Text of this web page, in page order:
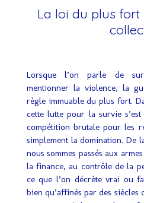
La loi du plus fort
Lorsque l’on parle de
mentionner la violence, la
règle immuable du plus fort.
cette lutte pour la survie
compétition brutale pour les
simplement la domination. De
nous sommes passés aux
la finance, au contrôle de la
ce que l’on décrète vrai ou
bien qu’affinés par des